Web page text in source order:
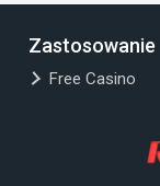
Zastosowanie
Free Casino